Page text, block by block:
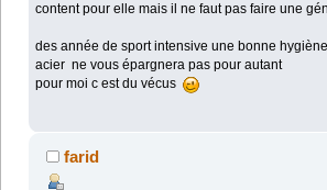
content pour elle mais il ne faut pas faire une
des année de sport intensive une bonne
acier ne vous épargnera pas pour autant
pour moi c est du vécus
farid